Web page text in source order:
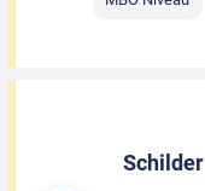
Schilder